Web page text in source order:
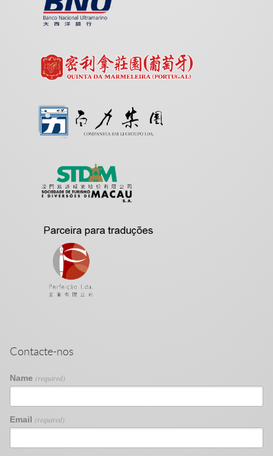
Contacte-nos
Name (required)
Email (required)